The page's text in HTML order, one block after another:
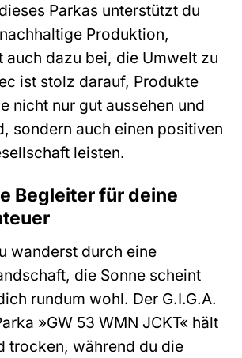
Parkas unterstützt du
Produktion,
auch dazu bei, die Umwelt zu
ist stolz darauf, Produkte
nicht nur gut aussehen und
sondern auch einen positiven
leisten.
Begleiter für deine
wanderst durch eine
die Sonne scheint
rundum wohl. Der G.I.G.A.
»GW 53 WMN JCKT« hält
trocken, während du die